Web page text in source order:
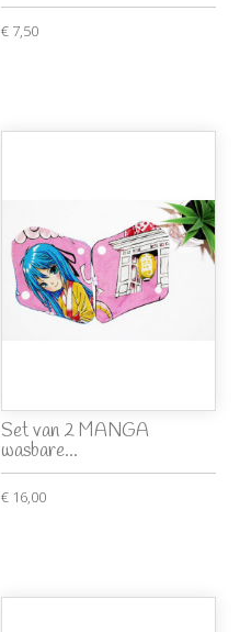
€ 7,50
Set van 2 MANGA
wasbare...
€ 16,00